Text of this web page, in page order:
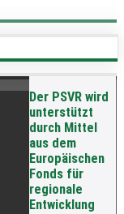
Der PSVR wird
unterstützt
durch Mittel
aus dem
Europäischen
Fonds für
regionale
Entwicklung